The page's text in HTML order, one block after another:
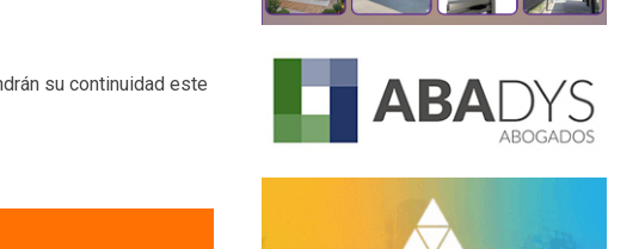
su continuidad este